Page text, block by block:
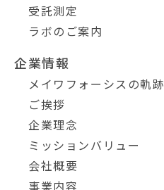
受託測定
ラボのご案内
企業情報
メイワフォーシスの軌跡
ご挨拶
企業理念
ミッションバリュー
会社概要
事業内容